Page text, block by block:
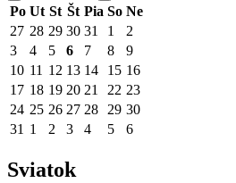
Po Ut St Št Pia So Ne
27 28 29 30 31 1
2
3
4 5 6 7 8
9
10 11 12 13 14 15 16
17 18 19 20 21 22 23
24 25 26 27 28 29 30
31 1 2 3 4 5 6
Sviatok